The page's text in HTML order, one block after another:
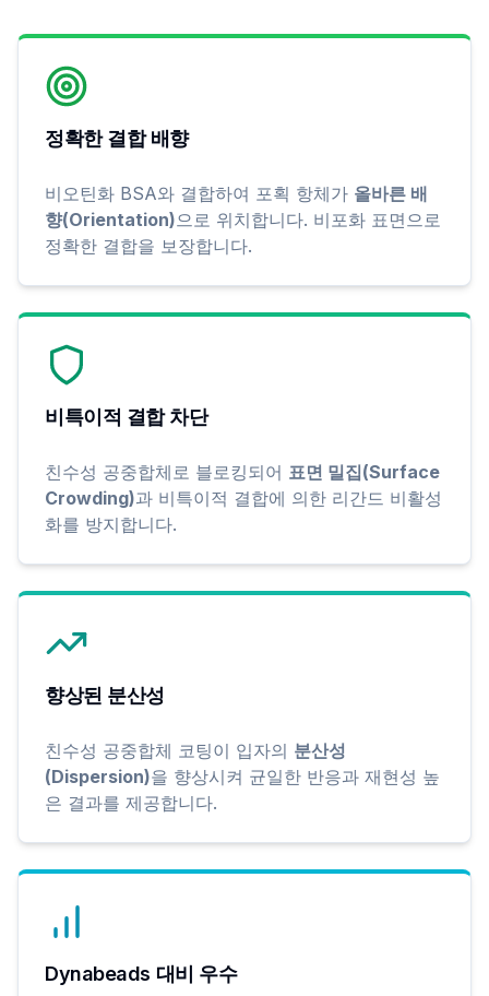
정확한 결합 배향
비오틴화 BSA와 결합하여 포획 항체가 올바른 배
향(Orientation)으로 위치합니다. 비포화 표면으로
정확한 결합을 보장합니다.
비특이적 결합 차단
친수성 공중합체로 블로킹되어 표면 밀집(Surface
Crowding)과 비특이적 결합에 의한 리간드 비활성
화를 방지합니다.
향상된 분산성
친수성 공중합체 코팅이 입자의 분산성
(Dispersion)을 향상시켜 균일한 반응과 재현성 높
은 결과를 제공합니다.
Dynabeads 대비 우수